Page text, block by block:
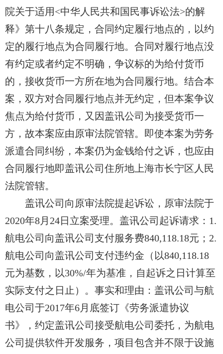
院关于适用<中华人民共和国民事诉讼法>的解
释》第十八条规定，合同约定履行地点的，以约
定的履行地点为合同履行地。合同对履行地点没
有约定或者约定不明确，争议标的为给付货币
的，接收货币一方所在地为合同履行地。结合本
案，双方对合同履行地点并无约定，但本案争议
焦点为给付货币，又 因盖讯公司 为接受货币一
方，故本案应由原审法院管辖。即使本案为劳务
派遣合同纠纷，本案仍为金钱给付之诉，也应由
合同履行地即盖讯公司 住所地上海市长宁区人民
法院管辖。
盖讯公司 向原审法院提起诉讼，原审法院于
2020年8月24日立案受理。 盖讯公司 起诉请求：1.
航电公司向盖讯公司 支付服务费840,118.18元；2.
航电公司向盖讯公司 支付违约金 （以840,118.18
元为基数，以30%/年为基准，自起诉之日计算至
实际支付之日止）。事实和理由： 盖讯公司与航
电公司 于2017年6月底签订《劳务派遣协议
书》， 约定盖讯公司接受航电公司 委托， 为航电
公司 提供软件开发服务，项目包含并不限于设施